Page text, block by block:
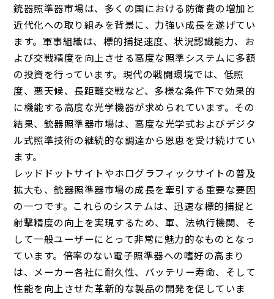
銃器照準器市場は、多くの国における防衛費の増加と
近代化への取り組みを背景に、力強い成長を遂げてい
ます。軍事組織は、標的捕捉速度、状況認識能力、お
よび交戦精度を向上させる高度な照準システムに多額
の投資を行っています。現代の戦闘環境では、低照
度、悪天候、長距離交戦など、多様な条件下で効果的
に機能する高度な光学機器が求められています。その
結果、銃器照準器市場は、高度な光学式およびデジタ
ル式照準技術の継続的な調達から恩恵を受け続けてい
ます。
レッドドットサイトやホログラフィックサイトの普及
拡大も、銃器照準器市場の成長を牽引する重要な要因
の一つです。これらのシステムは、迅速な標的捕捉と
射撃精度の向上を実現するため、軍、法執行機関、そ
して一般ユーザーにとって非常に魅力的なものとなっ
ています。倍率のない電子照準器への嗜好の高まり
は、メーカー各社に耐久性、バッテリー寿命、そして
性能を向上させた革新的な製品の開発を促していま